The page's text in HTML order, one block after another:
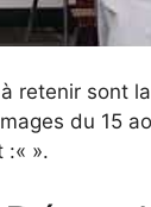
retenir sont
du 15
:« ».